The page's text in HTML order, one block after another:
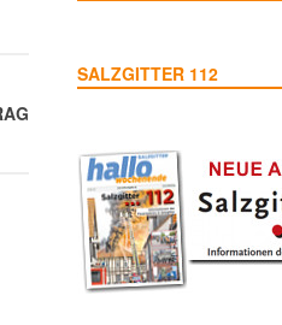
SALZGITTER 112